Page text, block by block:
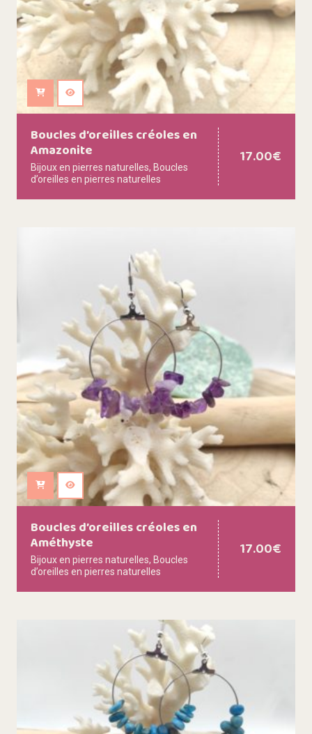
Ajouter au panier
Boucles d’oreilles créoles en
Amazonite
Bijoux en pierres naturelles, Boucles
d’oreilles en pierres naturelles
17.00€
Ajouter au panier
Boucles d’oreilles créoles en
Améthyste
Bijoux en pierres naturelles, Boucles
d’oreilles en pierres naturelles
17.00€